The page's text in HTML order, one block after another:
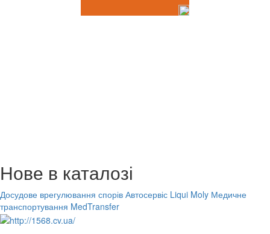
Нове в каталозі
Досудове врегулювання спорів Автосервіс Liqui Moly Медичне
транспортування MedTransfer